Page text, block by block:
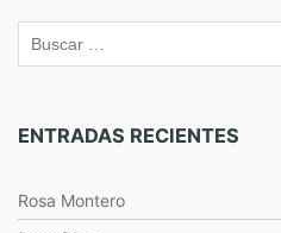
ENTRADAS RECIENTES
Rosa Montero